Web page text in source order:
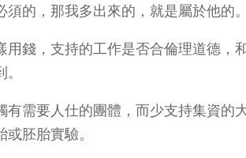
的，那我多出來的，就是屬於他的。
錢，支持的工作是否合倫理道德，
需要人仕的團體，而少支持集資的
胚胎實驗。